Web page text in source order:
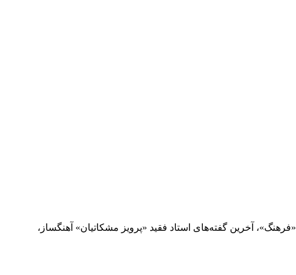
(۸ مهر ماه) در مصاحبه‌ای اختصاصی با رادیو «فرهنگ»، آخرین گفته‌های استاد فقید «پرویز مشکاتیان» آهنگساز،